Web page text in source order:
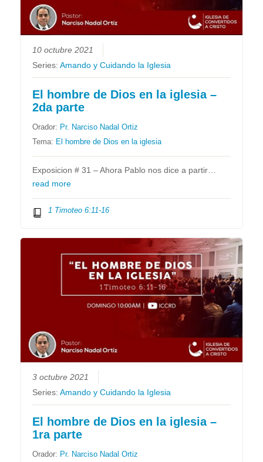
10 octubre 2021
Series:Amando y Cuidando la Iglesia
El hombre de Dios en la iglesia –
2da parte
Orador: Pr. Narciso Nadal Ortiz
Tema: El hombre de Dios en la iglesia
Exposicion # 31 – Ahora Pablo nos dice a partir…
read more
1 Timoteo 6:11-16
3 octubre 2021
Series:Amando y Cuidando la Iglesia
El hombre de Dios en la iglesia –
1ra parte
Orador: Pr. Narciso Nadal Ortiz